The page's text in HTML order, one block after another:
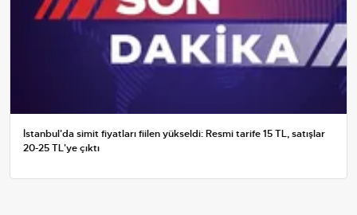
İstanbul'da simit fiyatları fiilen yükseldi: Resmi tarife 15 TL, satışlar
20-25 TL'ye çıktı